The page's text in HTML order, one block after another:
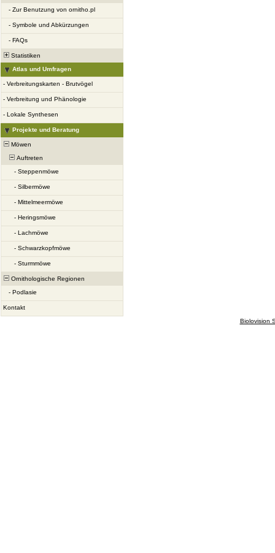
- Zur Benutzung von ornitho.pl
- Symbole und Abkürzungen
- FAQs
Statistiken
Atlas und Umfragen
- Verbreitungskarten - Brutvögel
- Verbreitung und Phänologie
- Lokale Synthesen
Projekte und Beratung
Möwen
Auftreten
- Steppenmöwe
- Silbermöwe
- Mittelmeermöwe
- Heringsmöwe
- Lachmöwe
- Schwarzkopfmöwe
- Sturmmöwe
Ornithologische Regionen
- Podlasie
Kontakt
Biolovision